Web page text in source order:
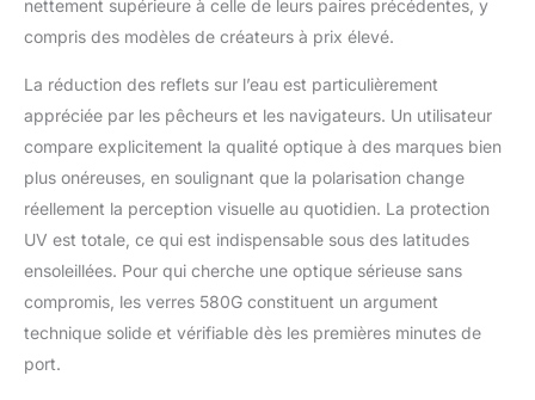
ou de pêche. Nos
lunettes de soleil Costa
faites pour la
performance et sont un
complément
nécessaire à toute
boîte de pêche
nettement supérieure à celle de leurs paires précédentes, y
compris des modèles de créateurs à prix élevé.
La réduction des reflets sur l’eau est particulièrement
appréciée par les pêcheurs et les navigateurs. Un utilisateur
compare explicitement la qualité optique à des marques bien
plus onéreuses, en soulignant que la polarisation change
réellement la perception visuelle au quotidien. La protection
UV est totale, ce qui est indispensable sous des latitudes
ensoleillées. Pour qui cherche une optique sérieuse sans
compromis, les verres 580G constituent un argument
technique solide et vérifiable dès les premières minutes de
port.